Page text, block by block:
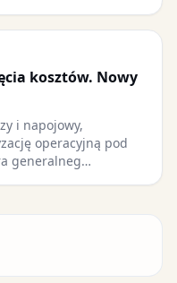
kosztów. Nowy
i napojowy,
operacyjną pod
generalneg…